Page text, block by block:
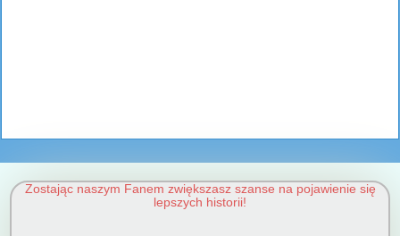
Zostając naszym Fanem zwiększasz szanse na pojawienie się
lepszych historii!